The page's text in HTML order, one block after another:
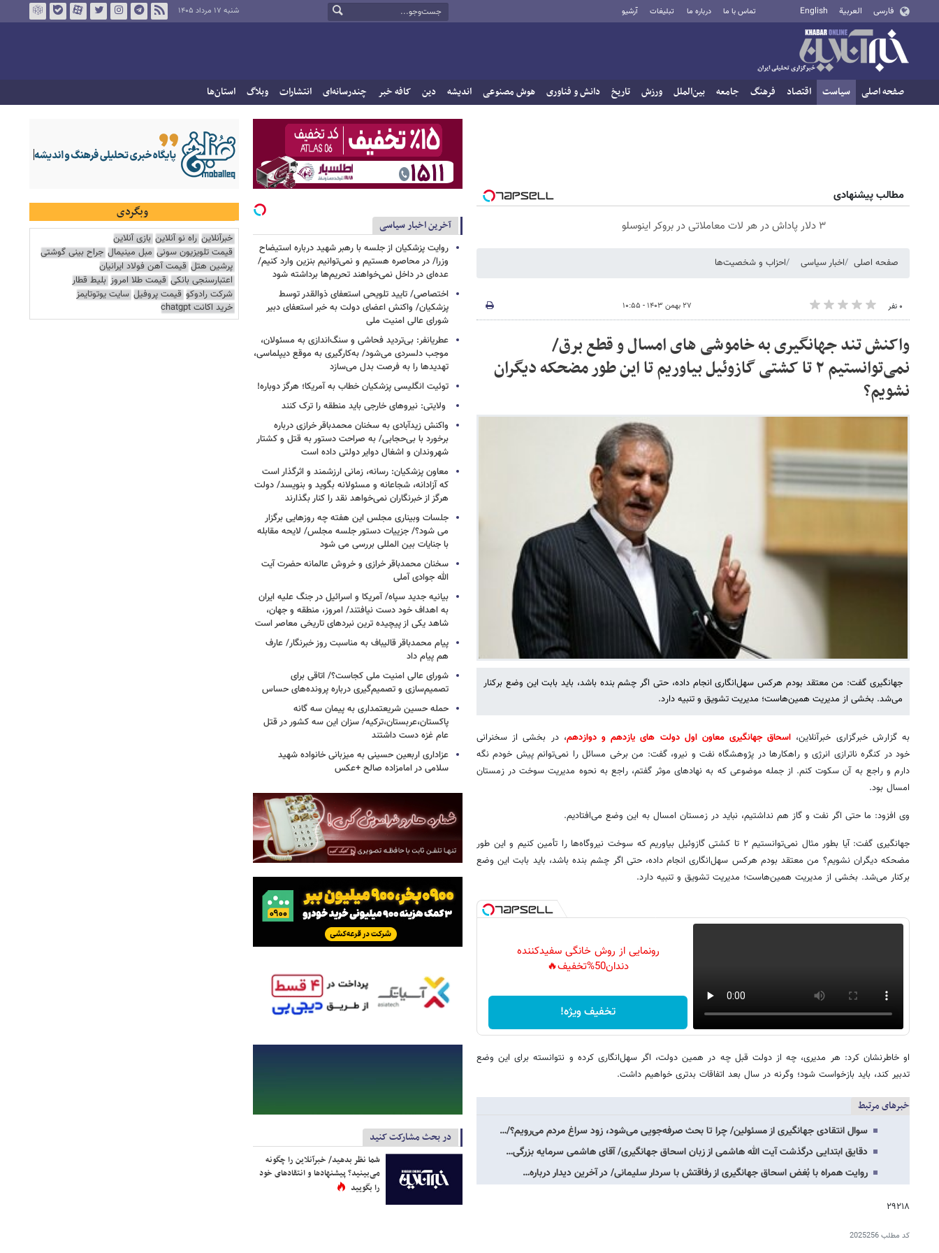
فارسی العربية English تماس با ما درباره ما تبلیغات آرشیو شنبه ۱۷ مرداد ۱۴۰۵
صفحه اصلی سیاست اقتصاد فرهنگ جامعه بین‌الملل ورزش تاریخ دانش و فناوری هوش مصنوعی اندیشه دین کافه خبر چندرسانه‌ای انتشارات وبلاگ استان‌ها
مطالب پیشنهادی
۳ دلار پاداش در هر لات معاملاتی در بروکر اینوسلو
صفحه اصلی اخبار سیاسی احزاب و شخصیت‌ها
۰ نفر ۲۷ بهمن ۱۴۰۳ - ۱۰:۵۵
واکنش تند جهانگیری به خاموشی های امسال و قطع برق/
نمی‌توانستیم ۲ تا کشتی گازوئیل بیاوریم تا این طور مضحکه دیگران
نشویم؟
جهانگیری گفت: من معتقد بودم هرکس سهل‌انگاری انجام داده، حتی اگر چشم بنده باشد، باید بابت این وضع برکنار
می‌شد. بخشی از مدیریت همین‌هاست؛ مدیریت تشویق و تنبیه دارد.
به گزارش خبرگزاری خبرآنلاین، اسحاق جهانگیری معاون اول دولت های یازدهم و دوازدهم، در بخشی از سخنرانی
خود در کنگره ناترازی انرژی و راهکارها در پژوهشگاه نفت و نیرو، گفت: من برخی مسائل را نمی‌توانم پیش خودم نگه
دارم و راجع به آن سکوت کنم. از جمله موضوعی که به نهادهای موثر گفتم، راجع به نحوه مدیریت سوخت در زمستان
امسال بود.
وی افزود: ما حتی اگر نفت و گاز هم نداشتیم، نباید در زمستان امسال به این وضع می‌افتادیم.
جهانگیری گفت: آیا بطور مثال نمی‌توانستیم ۲ تا کشتی گازوئیل بیاوریم که سوخت نیروگاه‌ها را تأمین کنیم و این طور
مضحکه دیگران نشویم؟ من معتقد بودم هرکس سهل‌انگاری انجام داده، حتی اگر چشم بنده باشد، باید بابت این وضع
برکنار می‌شد. بخشی از مدیریت همین‌هاست؛ مدیریت تشویق و تنبیه دارد.
رونمایی از روش خانگی سفیدکننده
دندان50%تخفیف🔥
تخفیف ویژه!
او خاطرنشان کرد: هر مدیری، چه از دولت قبل چه در همین دولت، اگر سهل‌انگاری کرده و نتوانسته برای این وضع
تدبیر کند، باید بازخواست شود؛ وگرنه در سال بعد اتفاقات بدتری خواهیم داشت.
خبرهای مرتبط
سوال انتقادی جهانگیری از مسئولین/ چرا تا بحث صرفه‌جویی می‌شود، زود سراغ مردم می‌رویم؟/…
دقایق ابتدایی درگذشت آیت الله هاشمی از زبان اسحاق جهانگیری/ آقای هاشمی سرمایه بزرگی…
روایت همراه با بُغض اسحاق جهانگیری از رفاقتش با سردار سلیمانی/ در آخرین دیدار درباره…
۲۹۲۱۸
کد مطلب2025256
آخرین اخبار سیاسی
روایت پزشکیان از جلسه با رهبر شهید درباره استیضاح
وزرا/ در محاصره هستیم و نمی‌توانیم بنزین وارد کنیم/
عده‌ای در داخل نمی‌خواهند تحریم‌ها برداشته شود
اختصاصی/ تایید تلویحی استعفای ذوالقدر توسط
پزشکیان/ واکنش اعضای دولت به خبر استعفای دبیر
شورای عالی امنیت ملی
عطریانفر: بی‌تردید فحاشی و سنگ‌اندازی به مسئولان،
موجب دلسردی می‌شود/ به‌کارگیری به موقع دیپلماسی،
تهدیدها را به فرصت بدل می‌سازد
توئیت انگلیسی پزشکیان خطاب به آمریکا؛ هرگز دوباره!
ولایتی: نیروهای خارجی باید منطقه را ترک کنند
واکنش زیدآبادی به سخنان محمدباقر خرازی درباره
برخورد با بی‌حجابی/ به صراحت دستور به قتل و کشتار
شهروندان و اشغال دوایر دولتی داده است
معاون پزشکیان: رسانه، زمانی ارزشمند و اثرگذار است
که آزادانه، شجاعانه و مسئولانه بگوید و بنویسد/ دولت
هرگز از خبرنگاران نمی‌خواهد نقد را کنار بگذارند
جلسات وبیناری مجلس این هفته چه روزهایی برگزار
می شود؟/ جزییات دستور جلسه مجلس/ لایحه مقابله
با جنایات بین المللی بررسی می شود
سخنان محمدباقر خرازی و خروش عالمانه حضرت آیت
الله جوادی آملی
بیانیه جدید سپاه/ آمریکا و اسرائیل در جنگ علیه ایران
به اهداف خود دست نیافتند/ امروز، منطقه و جهان،
شاهد یکی از پیچیده ترین نبردهای تاریخی معاصر است
پیام محمدباقر قالیباف به مناسبت روز خبرنگار/ عارف
هم پیام داد
شورای عالی امنیت ملی کجاست؟/ اتاقی برای
تصمیم‌سازی و تصمیم‌گیری درباره پرونده‌های حساس
حمله حسین شریعتمداری به پیمان سه گانه
پاکستان،عربستان،ترکیه/ سزان این سه کشور در قتل
عام غزه دست داشتند
عزاداری اربعین حسینی به میزبانی خانواده شهید
سلامی در امامزاده صالح +عکس
در بحث مشارکت کنید
شما نظر بدهید/ خبرآنلاین را چگونه
می‌بینید؟ پیشنهادها و انتقادهای خود
را بگویید
وبگردی
خبرآنلاین راه نو آنلاین بازی آنلاین
قیمت تلویزیون سونی مبل مینیمال جراح بینی گوشتی
پرشین هتل قیمت آهن فولاد ایرانیان
اعتبارسنجی بانکی قیمت طلا امروز بلیط قطار
شرکت رادوکو قیمت پروفیل سایت یوتوتایمز
خرید اکانت chatgpt